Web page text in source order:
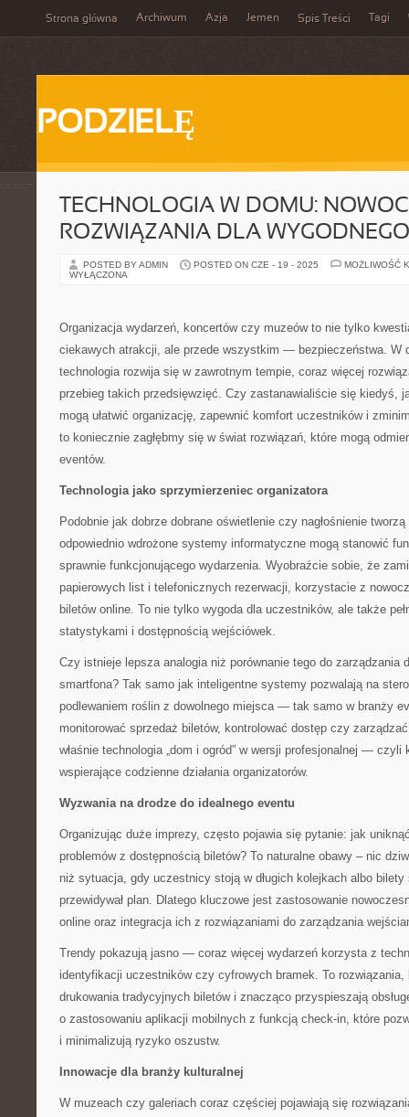
Strona główna Archiwum Azja Jemen Spis Treści Tagi
PODZIELĘ
TECHNOLOGIA W DOMU:
ROZWIĄZANIA DLA
POSTED BY ADMIN POSTED ON CZE - 19 - 2025
MOŻLIWOŚĆ
WYŁĄCZONA
Organizacja wydarzeń, koncertów czy muzeów to nie tylko
ciekawych atrakcji, ale przede wszystkim — bezpieczeństwa. W
technologia rozwija się w zawrotnym tempie, coraz więcej
przebieg takich przedsięwzięć. Czy zastanawialiście się kiedyś,
mogą ułatwić organizację, zapewnić komfort uczestników i
to koniecznie zagłębmy się w świat rozwiązań, które mogą
eventów.
Technologia jako sprzymierzeniec organizatora
Podobnie jak dobrze dobrane oświetlenie czy nagłośnienie
odpowiednio wdrożone systemy informatyczne mogą stanowić
sprawnie funkcjonującego wydarzenia. Wyobraźcie sobie, że
papierowych list i telefonicznych rezerwacji, korzystacie z
biletów online. To nie tylko wygoda dla uczestników, ale także
statystykami i dostępnością wejściówek.
Czy istnieje lepsza analogia niż porównanie tego do zarządzania
smartfona? Tak samo jak inteligentne systemy pozwalają na
podlewaniem roślin z dowolnego miejsca — tak samo w branży
monitorować sprzedaż biletów, kontrolować dostęp czy
właśnie technologia „dom i ogród” w wersji profesjonalnej —
wspierające codzienne działania organizatorów.
Wyzwania na drodze do idealnego eventu
Organizując duże imprezy, często pojawia się pytanie: jak
problemów z dostępnością biletów? To naturalne obawy – nic
niż sytuacja, gdy uczestnicy stoją w długich kolejkach albo
przewidywał plan. Dlatego kluczowe jest zastosowanie
online oraz integracja ich z rozwiązaniami do zarządzania
Trendy pokazują jasno — coraz więcej wydarzeń korzysta z
identyfikacji uczestników czy cyfrowych bramek. To
drukowania tradycyjnych biletów i znacząco przyspieszają
o zastosowaniu aplikacji mobilnych z funkcją check-in, które
i minimalizują ryzyko oszustw.
Innowacje dla branży kulturalnej
W muzeach czy galeriach coraz częściej pojawiają się